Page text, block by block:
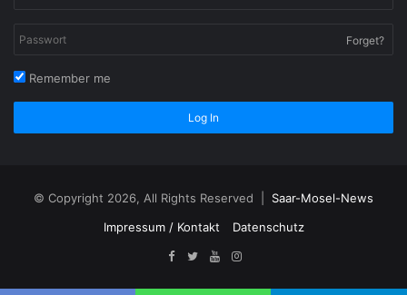
Forget?
Remember me
Log In
© Copyright 2026, All Rights Reserved | Saar-Mosel-News
Impressum / Kontakt
Datenschutz